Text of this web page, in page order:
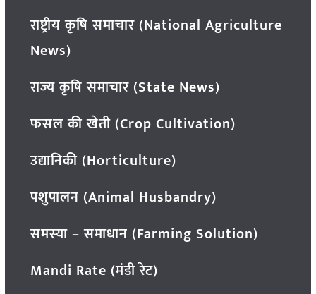
राष्ट्रीय कृषि समाचार (National Agriculture
News)
राज्य कृषि समाचार (State News)
फसल की खेती (Crop Cultivation)
उद्यानिकी (Horticulture)
पशुपालन (Animal Husbandry)
समस्या – समाधान (Farming Solution)
Mandi Rate (मंडी रेट)